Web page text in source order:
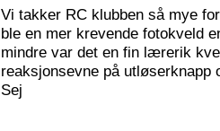
Vi takker RC klubben så mye
ble en mer krevende fotokveld
mindre var det en fin lærerik
reaksjonsevne på utløserknapp
Sej